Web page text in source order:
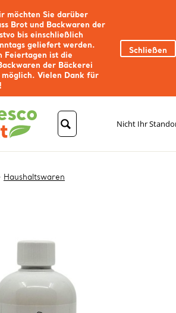
möchten Sie darüber
Brot und Backwaren der
bis einschließlich
geliefert werden.
Feiertagen ist die
der Bäckerei
Vielen Dank für
Schließen
Nicht Ihr
Haushaltswaren